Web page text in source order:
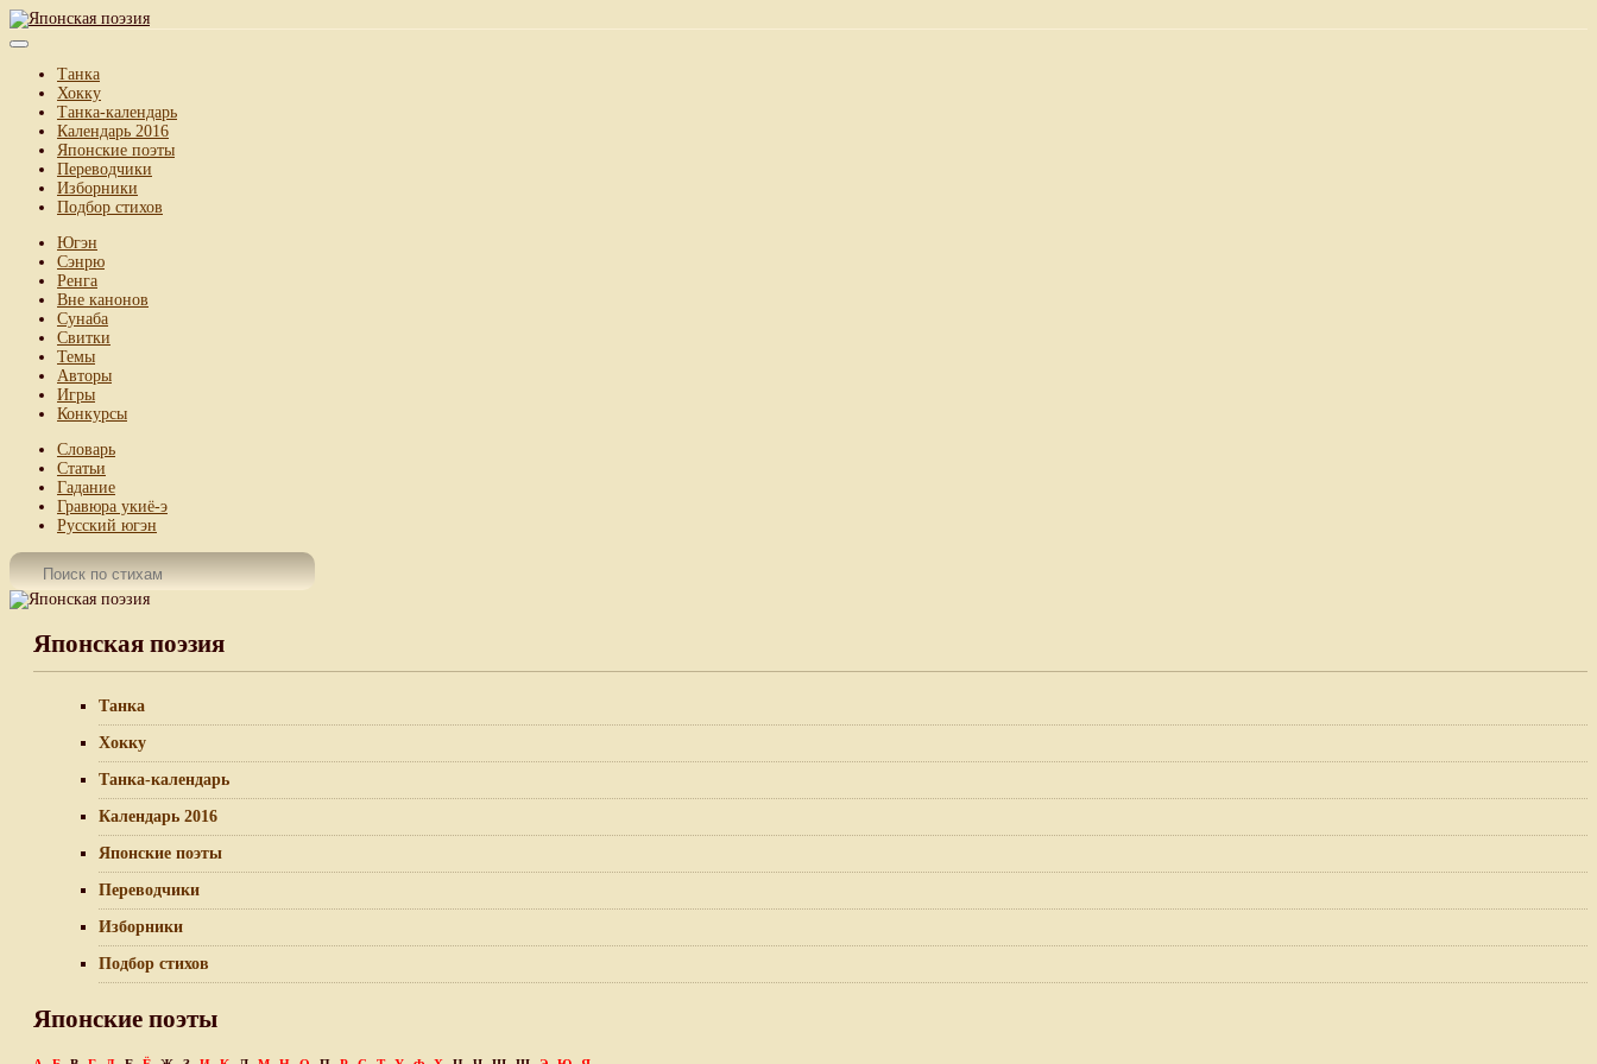
Танка
Хокку
Танка-календарь
Календарь 2016
Японские поэты
Переводчики
Изборники
Подбор стихов
Югэн
Сэнрю
Ренга
Вне канонов
Сунаба
Свитки
Темы
Авторы
Игры
Конкурсы
Словарь
Статьи
Гадание
Гравюра укиё-э
Русский югэн
Японская поэзия
Танка
Хокку
Танка-календарь
Календарь 2016
Японские поэты
Переводчики
Изборники
Подбор стихов
Японские поэты